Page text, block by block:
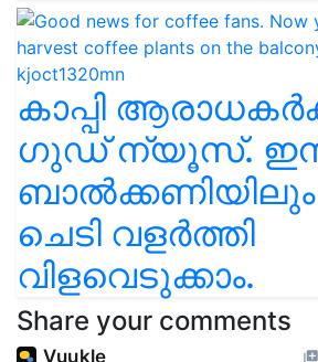
കാപ്പി
ഗുഡ് ന്യൂസ്. ഇനി
ബാൽക്കണിയിലും
ചെടി വളർത്തി
വിളവെടുക്കാം.
Share your comments